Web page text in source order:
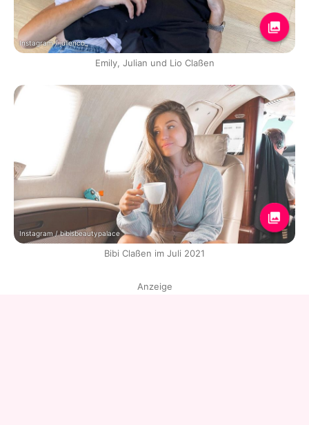
Instagram / julienco_
Emily, Julian und Lio Claßen
Instagram / bibisbeautypalace
Bibi Claßen im Juli 2021
Anzeige